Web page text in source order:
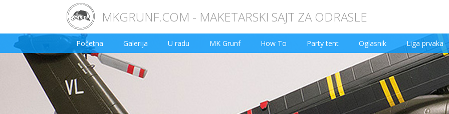
MKGRUNF.COM - MAKETARSKI SAJT ZA ODRASLE
Početna Galerija U radu MK Grunf How To Party tent Oglasnik Liga prvaka